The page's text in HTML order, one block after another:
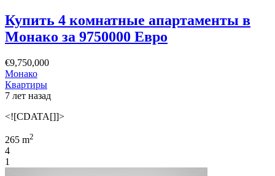
Купить 4 комнатные апартаменты в
Монако за 9750000 Евро
€9,750,000
Монако
Квартиры
7 лет назад
<![CDATA[]]>
265 m2
4
1